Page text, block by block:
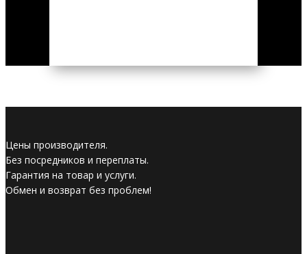
Цены производителя.
Без посредников и переплаты.
Гарантия на товар и услуги.
Обмен и возврат без проблем!